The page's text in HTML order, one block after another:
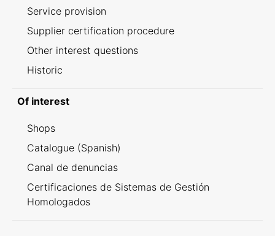
Service provision
Supplier certification procedure
Other interest questions
Historic
Of interest
Shops
Catalogue (Spanish)
Canal de denuncias
Certificaciones de Sistemas de Gestión
Homologados